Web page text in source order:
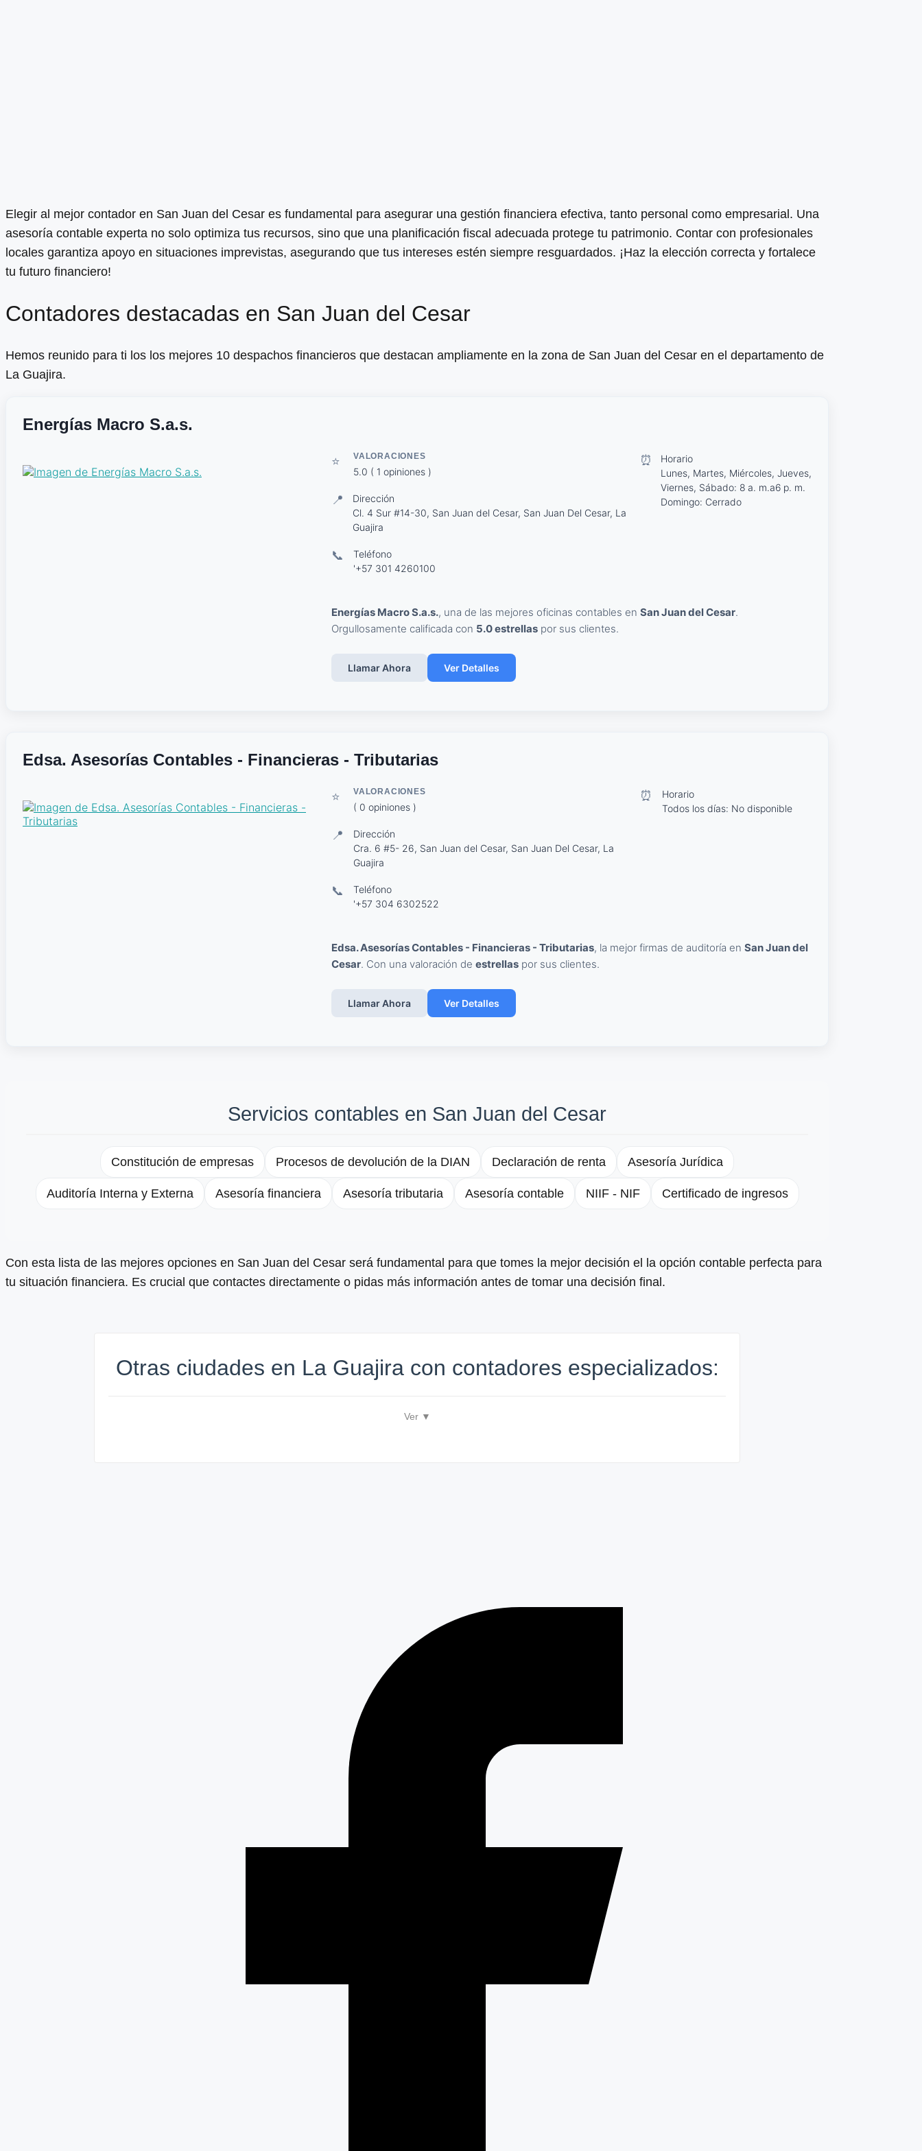
Elegir al mejor contador en San Juan del Cesar es fundamental para asegurar una gestión financiera efectiva, tanto personal como empresarial. Una
asesoría contable experta no solo optimiza tus recursos, sino que una planificación fiscal adecuada protege tu patrimonio. Contar con profesionales
locales garantiza apoyo en situaciones imprevistas, asegurando que tus intereses estén siempre resguardados. ¡Haz la elección correcta y fortalece
tu futuro financiero!
Contadores destacadas en San Juan del Cesar
Hemos reunido para ti los los mejores 10 despachos financieros que destacan ampliamente en la zona de San Juan del Cesar en el departamento de
La Guajira.
Energías Macro S.a.s.
⭐ VALORACIONES
5.0 ( 1 opiniones )
📍
Dirección
Cl. 4 Sur #14-30, San Juan del Cesar, San Juan Del Cesar, La
Guajira
📞
Teléfono
'+57 301 4260100
⏰
Horario
Lunes, Martes, Miércoles, Jueves,
Viernes, Sábado: 8 a. m.a6 p. m.
Domingo: Cerrado
Energías Macro S.a.s., una de las mejores oficinas contables en San Juan del Cesar.
Orgullosamente calificada con 5.0 estrellas por sus clientes.
Llamar Ahora Ver Detalles
Edsa. Asesorías Contables - Financieras - Tributarias
⭐ VALORACIONES
( 0 opiniones )
📍
Dirección
Cra. 6 #5- 26, San Juan del Cesar, San Juan Del Cesar, La
Guajira
📞
Teléfono
'+57 304 6302522
⏰
Horario
Todos los días: No disponible
Edsa. Asesorías Contables - Financieras - Tributarias, la mejor firmas de auditoría en San Juan del
Cesar. Con una valoración de estrellas por sus clientes.
Llamar Ahora Ver Detalles
Servicios contables en San Juan del Cesar
Constitución de empresas Procesos de devolución de la DIAN Declaración de renta Asesoría Jurídica
Auditoría Interna y Externa Asesoría financiera Asesoría tributaria Asesoría contable NIIF - NIF Certificado de ingresos
Con esta lista de las mejores opciones en San Juan del Cesar será fundamental para que tomes la mejor decisión el la opción contable perfecta para
tu situación financiera. Es crucial que contactes directamente o pidas más información antes de tomar una decisión final.
Otras ciudades en La Guajira con contadores especializados:
Ver ▼